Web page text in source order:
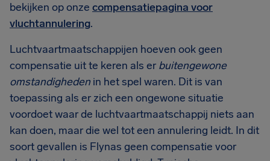
bekijken op onze compensatiepagina voor
vluchtannulering.
Luchtvaartmaatschappijen hoeven ook geen
compensatie uit te keren als er buitengewone
omstandigheden in het spel waren. Dit is van
toepassing als er zich een ongewone situatie
voordoet waar de luchtvaartmaatschappij niets aan
kan doen, maar die wel tot een annulering leidt. In dit
soort gevallen is Flynas geen compensatie voor